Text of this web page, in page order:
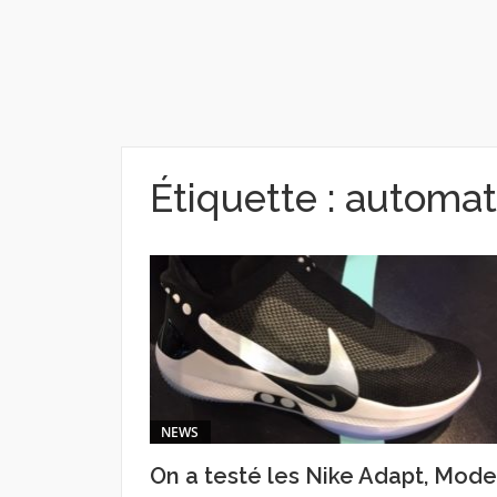
Étiquette :
NEWS
On a testé les Nike Adapt, Mode